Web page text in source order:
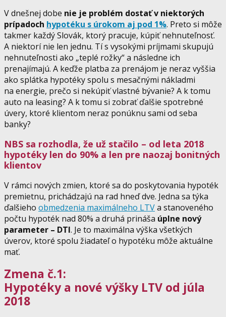
V dnešnej dobe nie je problém dostať v niektorých
prípadoch hypotéku s úrokom aj pod 1%. Preto si môže
takmer každý Slovák, ktorý pracuje, kúpiť nehnuteľnosť.
A niektorí nie len jednu. Tí s vysokými príjmami skupujú
nehnuteľnosti ako „teplé rožky“ a následne ich
prenajímajú. A keďže platba za prenájom je neraz vyššia
ako splátka hypotéky spolu s mesačnými nákladmi
na energie, prečo si nekúpiť vlastné bývanie? A k tomu
auto na leasing? A k tomu si zobrať ďalšie spotrebné
úvery, ktoré klientom neraz ponúknu sami od seba
banky?
NBS sa rozhodla, že už stačilo – od leta 2018
hypotéky len do 90% a len pre naozaj bonitných
klientov
V rámci nových zmien, ktoré sa do poskytovania hypoték
premietnu, prichádzajú na rad hneď dve. Jedna sa týka
ďalšieho obmedzenia maximálneho LTVa stanoveného
počtu hypoték nad 80% a druhá prináša úplne nový
parameter – DTI. Je to maximálna výška všetkých
úverov, ktoré spolu žiadateľ o hypotéku môže aktuálne
mať.
Zmena č.1:
Hypotéky a nové výšky LTV od júla
2018